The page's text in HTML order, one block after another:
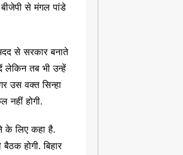
बीजेपी से मंगल पांडे
से सरकार बनाते
लेकिन तब भी उन्हें
उस वक्त सिन्हा
नहीं होगी.
के लिए कहा है.
होगी. बिहार